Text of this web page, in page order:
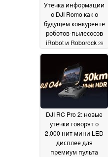
Утечка информации
о DJI Romo как о
будущем конкуренте
роботов-пылесосов
iRobot и Roborock 29
May 2025
DJI RC Pro 2: новые
утечки говорят о
2,000 нит мини LED
дисплее для
премиум пульта